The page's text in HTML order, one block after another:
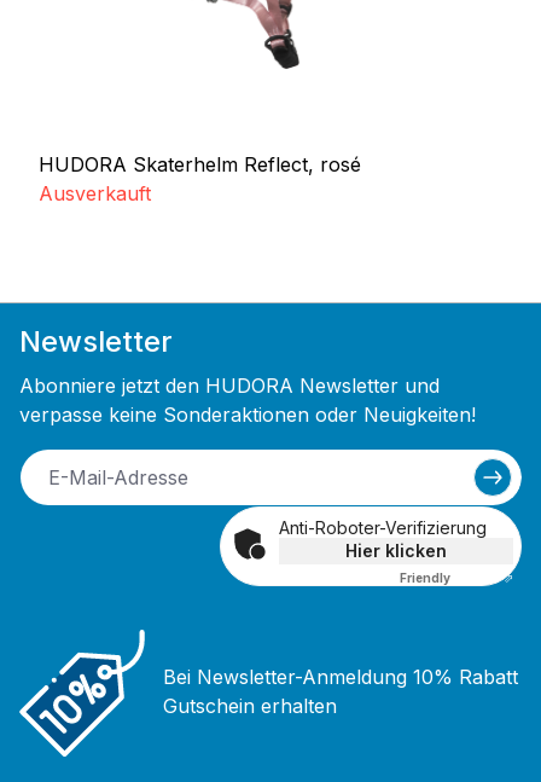
HUDORA Skaterhelm Reflect, rosé
Ausverkauft
Newsletter
Abonniere jetzt den HUDORA Newsletter und
verpasse keine Sonderaktionen oder Neuigkeiten!
Anti-Roboter-Verifizierung
Hier klicken
Friendly Captcha ⇗
Bei Newsletter-Anmeldung 10% Rabatt
Gutschein erhalten